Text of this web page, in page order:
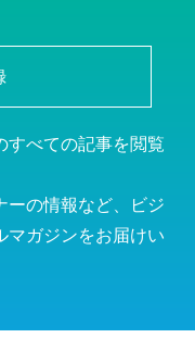
すべての記事を閲覧
ーの情報など、ビジ
マガジンをお届けい